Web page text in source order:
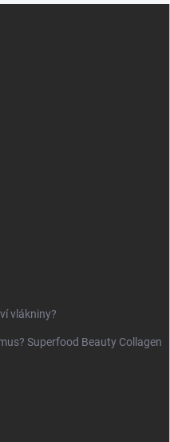
vlákniny?
Superfood Beauty Collagen